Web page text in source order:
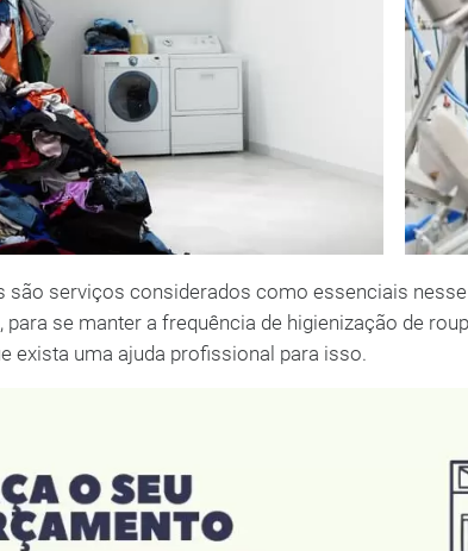
são serviços considerados como essenciais
para se manter a frequência de higienização de
exista uma ajuda profissional para isso.